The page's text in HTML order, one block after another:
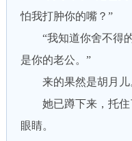
怕我打肿你的嘴？”
“我知道你舍不得的
是你的老公。”
来的果然是胡月儿
她已蹲下来，托住
眼睛。